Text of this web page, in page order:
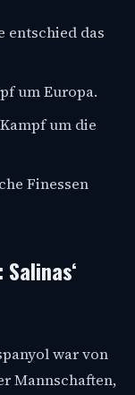
entschied das
um Europa.
um die
Finessen
war von
Mannschaften,